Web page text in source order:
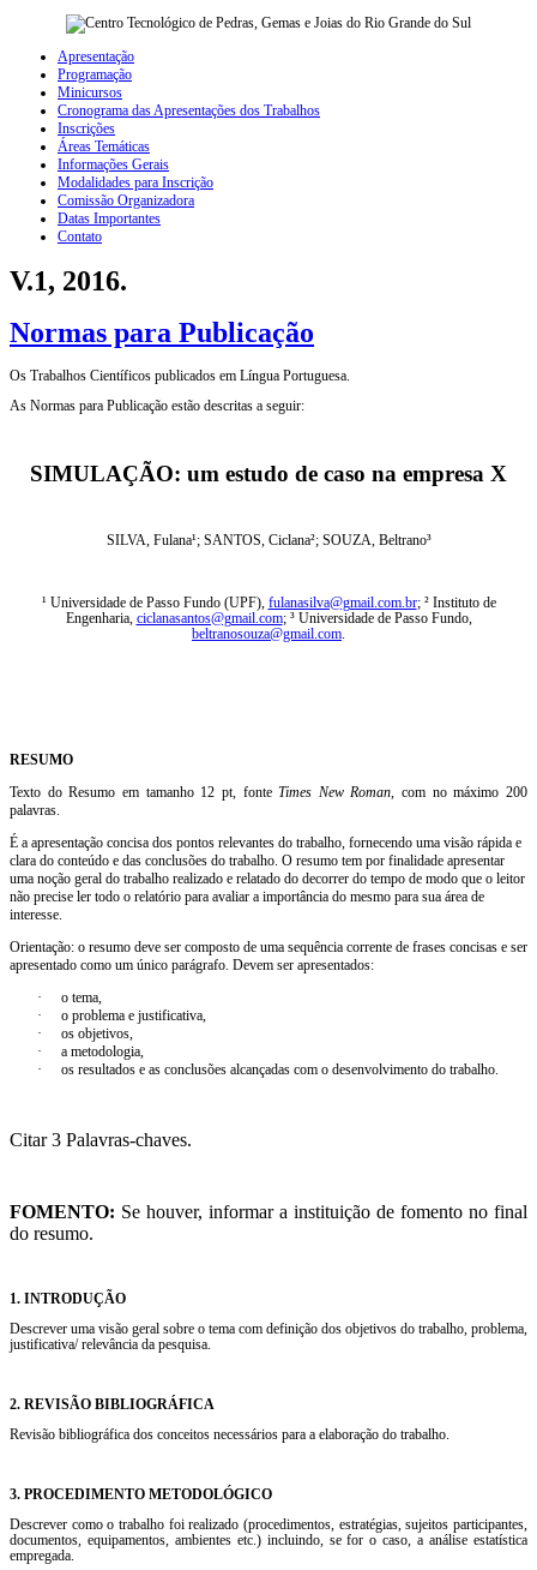
Apresentação
Programação
Minicursos
Cronograma das Apresentações dos Trabalhos
Inscrições
Áreas Temáticas
Informações Gerais
Modalidades para Inscrição
Comissão Organizadora
Datas Importantes
Contato
V.1, 2016.
Normas para Publicação
Os Trabalhos Científicos publicados em Língua Portuguesa.
As Normas para Publicação estão descritas a seguir:
SIMULAÇÃO: um estudo de caso na empresa X
SILVA, Fulana¹; SANTOS, Ciclana²; SOUZA, Beltrano³
¹ Universidade de Passo Fundo (UPF), fulanasilva@gmail.com.br; ² Instituto de
Engenharia, ciclanasantos@gmail.com; ³ Universidade de Passo Fundo,
beltranosouza@gmail.com.
RESUMO
Texto do Resumo em tamanho 12 pt, fonteTimes New Roman, com no máximo 200
palavras.
É a apresentação concisa dos pontos relevantes do trabalho, fornecendo uma visão rápida e
clara do conteúdo e das conclusões do trabalho. O resumo tem por finalidade apresentar
uma noção geral do trabalho realizado e relatado do decorrer do tempo de modo que o leitor
não precise ler todo o relatório para avaliar a importância do mesmo para sua área de
interesse.
Orientação: o resumo deve ser composto de uma sequência corrente de frases concisas e ser
apresentado como um único parágrafo. Devem ser apresentados:
·
o tema,
·
o problema e justificativa,
·
os objetivos,
·
a metodologia,
·
os resultados e as conclusões alcançadas com o desenvolvimento do trabalho.
Citar 3 Palavras-chaves.
FOMENTO: Se houver, informar a instituição de fomento no final
do resumo.
1. INTRODUÇÃO
Descrever uma visão geral sobre o tema com definição dos objetivos do trabalho, problema,
justificativa/ relevância da pesquisa.
2. REVISÃO BIBLIOGRÁFICA
Revisão bibliográfica dos conceitos necessários para a elaboração do trabalho.
3. PROCEDIMENTO METODOLÓGICO
Descrever como o trabalho foi realizado (procedimentos, estratégias, sujeitos participantes,
documentos, equipamentos, ambientes etc.) incluindo, se for o caso, a análise estatística
empregada.